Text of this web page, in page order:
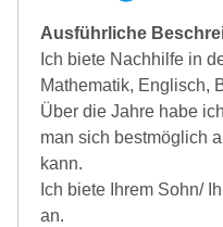
Ausführliche
Ich biete Nachhilfe in
Mathematik, Englisch,
Über die Jahre habe
man sich bestmöglich
kann.
Ich biete Ihrem Sohn/
an.